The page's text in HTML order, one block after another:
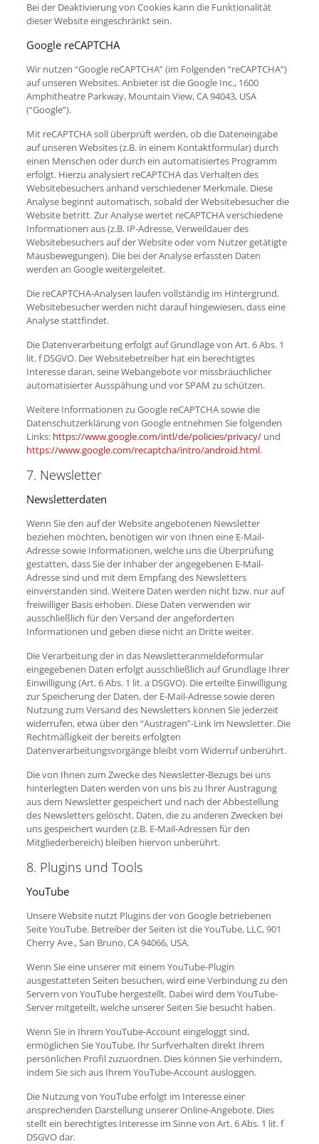
Bei der Deaktivierung von Cookies kann die Funktionalität
dieser Website eingeschränkt sein.
Google reCAPTCHA
Wir nutzen “Google reCAPTCHA” (im Folgenden “reCAPTCHA”)
auf unseren Websites. Anbieter ist die Google Inc., 1600
Amphitheatre Parkway, Mountain View, CA 94043, USA
(“Google”).
Mit reCAPTCHA soll überprüft werden, ob die Dateneingabe
auf unseren Websites (z.B. in einem Kontaktformular) durch
einen Menschen oder durch ein automatisiertes Programm
erfolgt. Hierzu analysiert reCAPTCHA das Verhalten des
Websitebesuchers anhand verschiedener Merkmale. Diese
Analyse beginnt automatisch, sobald der Websitebesucher die
Website betritt. Zur Analyse wertet reCAPTCHA verschiedene
Informationen aus (z.B. IP-Adresse, Verweildauer des
Websitebesuchers auf der Website oder vom Nutzer getätigte
Mausbewegungen). Die bei der Analyse erfassten Daten
werden an Google weitergeleitet.
Die reCAPTCHA-Analysen laufen vollständig im Hintergrund.
Websitebesucher werden nicht darauf hingewiesen, dass eine
Analyse stattfindet.
Die Datenverarbeitung erfolgt auf Grundlage von Art. 6 Abs. 1
lit. f DSGVO. Der Websitebetreiber hat ein berechtigtes
Interesse daran, seine Webangebote vor missbräuchlicher
automatisierter Ausspähung und vor SPAM zu schützen.
Weitere Informationen zu Google reCAPTCHA sowie die
Datenschutzerklärung von Google entnehmen Sie folgenden
Links: https://www.google.com/intl/de/policies/privacy/und
https://www.google.com/recaptcha/intro/android.html.
7. Newsletter
Newsletterdaten
Wenn Sie den auf der Website angebotenen Newsletter
beziehen möchten, benötigen wir von Ihnen eine E-Mail-
Adresse sowie Informationen, welche uns die Überprüfung
gestatten, dass Sie der Inhaber der angegebenen E-Mail-
Adresse sind und mit dem Empfang des Newsletters
einverstanden sind. Weitere Daten werden nicht bzw. nur auf
freiwilliger Basis erhoben. Diese Daten verwenden wir
ausschließlich für den Versand der angeforderten
Informationen und geben diese nicht an Dritte weiter.
Die Verarbeitung der in das Newsletteranmeldeformular
eingegebenen Daten erfolgt ausschließlich auf Grundlage Ihrer
Einwilligung (Art. 6 Abs. 1 lit. a DSGVO). Die erteilte Einwilligung
zur Speicherung der Daten, der E-Mail-Adresse sowie deren
Nutzung zum Versand des Newsletters können Sie jederzeit
widerrufen, etwa über den “Austragen”-Link im Newsletter. Die
Rechtmäßigkeit der bereits erfolgten
Datenverarbeitungsvorgänge bleibt vom Widerruf unberührt.
Die von Ihnen zum Zwecke des Newsletter-Bezugs bei uns
hinterlegten Daten werden von uns bis zu Ihrer Austragung
aus dem Newsletter gespeichert und nach der Abbestellung
des Newsletters gelöscht. Daten, die zu anderen Zwecken bei
uns gespeichert wurden (z.B. E-Mail-Adressen für den
Mitgliederbereich) bleiben hiervon unberührt.
8. Plugins und Tools
YouTube
Unsere Website nutzt Plugins der von Google betriebenen
Seite YouTube. Betreiber der Seiten ist die YouTube, LLC, 901
Cherry Ave., San Bruno, CA 94066, USA.
Wenn Sie eine unserer mit einem YouTube-Plugin
ausgestatteten Seiten besuchen, wird eine Verbindung zu den
Servern von YouTube hergestellt. Dabei wird dem YouTube-
Server mitgeteilt, welche unserer Seiten Sie besucht haben.
Wenn Sie in Ihrem YouTube-Account eingeloggt sind,
ermöglichen Sie YouTube, Ihr Surfverhalten direkt Ihrem
persönlichen Profil zuzuordnen. Dies können Sie verhindern,
indem Sie sich aus Ihrem YouTube-Account ausloggen.
Die Nutzung von YouTube erfolgt im Interesse einer
ansprechenden Darstellung unserer Online-Angebote. Dies
stellt ein berechtigtes Interesse im Sinne von Art. 6 Abs. 1 lit. f
DSGVO dar.